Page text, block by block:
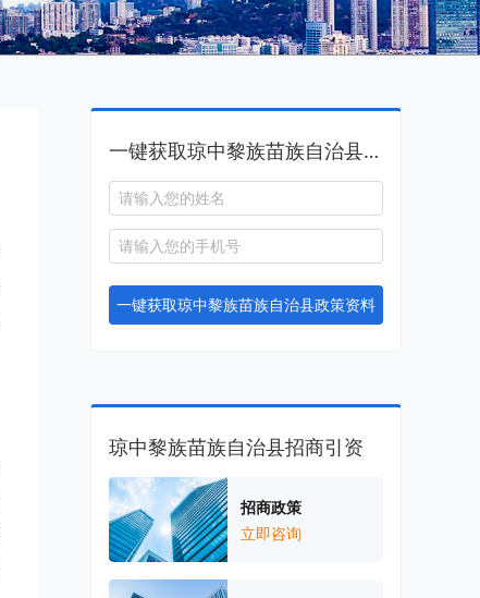
一键获取琼中黎族苗族自治县政策资料
一键获取琼中黎族苗族自治县政策资料
琼中黎族苗族自治县招商引资
招商政策
立即咨询